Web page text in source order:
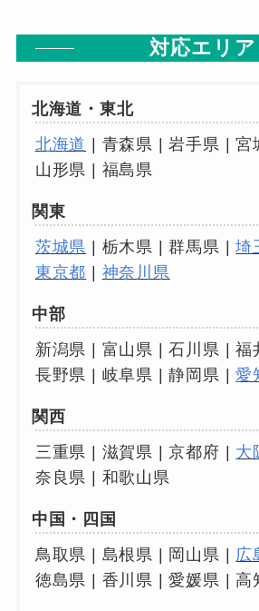
対応エリア
北海道・東北
北海道
| 青森県 | 岩手県 | 宮
山形県 | 福島県
関東
茨城県 | 栃木県 | 群馬県 |埼
東京都
神奈川県
中部
新潟県 | 富山県 | 石川県 | 福
長野県 | 岐阜県 | 静岡県 |愛
関西
三重県 | 滋賀県 | 京都府 | 大
奈良県 | 和歌山県
中国・四国
鳥取県 | 島根県 | 岡山県 | 広
徳島県 | 香川県 | 愛媛県 | 高